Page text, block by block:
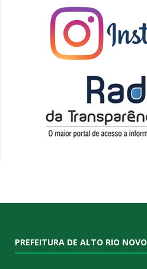
PREFEITURA DE ALTO RIO NOVO